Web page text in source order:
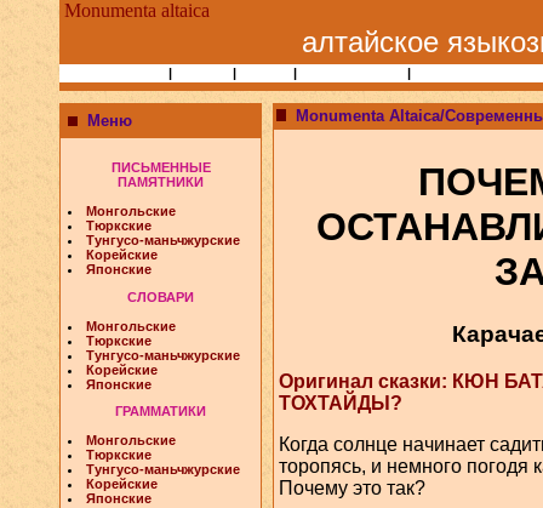
Monumenta altaica
алтайское
| | | |
Меню
ПИСЬМЕННЫЕ
ПАМЯТНИКИ
Монгольские
Тюркские
Тунгусо-маньчжурские
Корейские
Японские
СЛОВАРИ
Монгольские
Тюркские
Тунгусо-маньчжурские
Корейские
Японские
ГРАММАТИКИ
Монгольские
Тюркские
Тунгусо-маньчжурские
Корейские
Японские
Monumenta Altaica/
Оригинал сказки: КЮН
ТОХТАЙДЫ?
Когда солнце начинает
торопясь, и немного погодя
Почему это так?